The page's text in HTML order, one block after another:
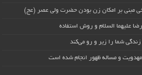
مبنی بر امکان زن بودن حضرت ولی عصر (عج)
علیهما السلام و روش استفاده
شما را زیر و رو می‌کند
و مساله ظهور انجام شده است